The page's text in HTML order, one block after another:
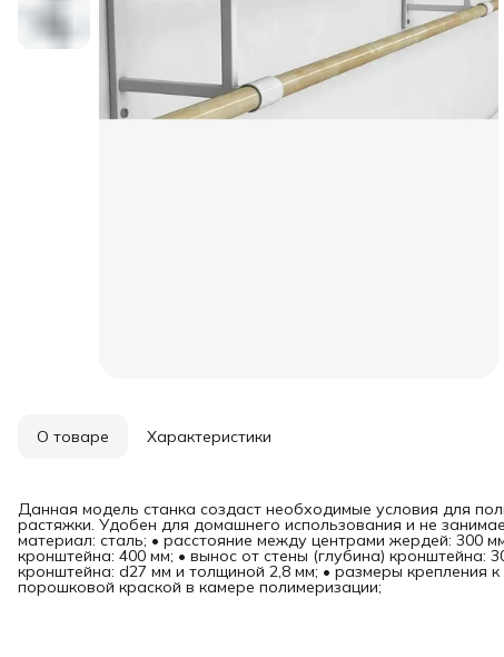
О товаре Характеристики
Данная модель станка создаст необходимые условия для
растяжки. Удобен для домашнего использования и не
материал: сталь; • расстояние между центрами жердей: 300
кронштейна: 400 мм; • вынос от стены (глубина) кронштейна:
кронштейна: d27 мм и толщиной 2,8 мм; • размеры крепления
порошковой краской в камере полимеризации;